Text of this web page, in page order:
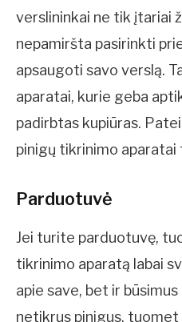
verslininkai ne tik įtariai
nepamiršta pasirinkti
apsaugoti savo verslą.
aparatai, kurie geba
padirbtas kupiūras.
pinigų tikrinimo aparatai
Parduotuvė
Jei turite parduotuvę,
tikrinimo aparatą labai
apie save, bet ir
netikrus pinigus, tuomet